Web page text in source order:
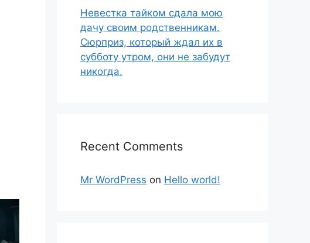
Невестка тайком сдала мою
дачу своим родственникам.
Сюрприз, который ждал их в
субботу утром, они не забудут
никогда.
Recent Comments
Mr WordPress on Hello world!